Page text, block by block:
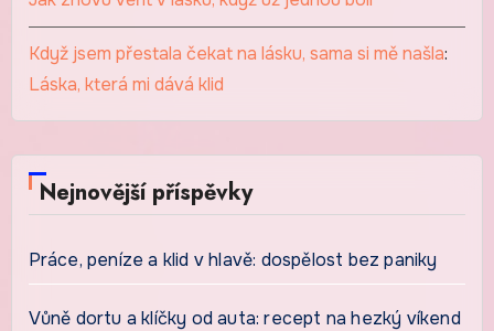
Když jsem přestala čekat na lásku, sama si mě našla:
Láska, která mi dává klid
Nejnovější příspěvky
Práce, peníze a klid v hlavě: dospělost bez paniky
Vůně dortu a klíčky od auta: recept na hezký víkend